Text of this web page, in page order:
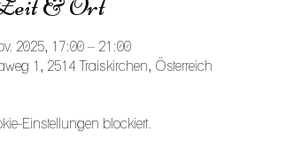
& Ort
2025, 17:00 – 21:00
1, 2514 Traiskirchen, Österreich
Einstellungen blockiert.